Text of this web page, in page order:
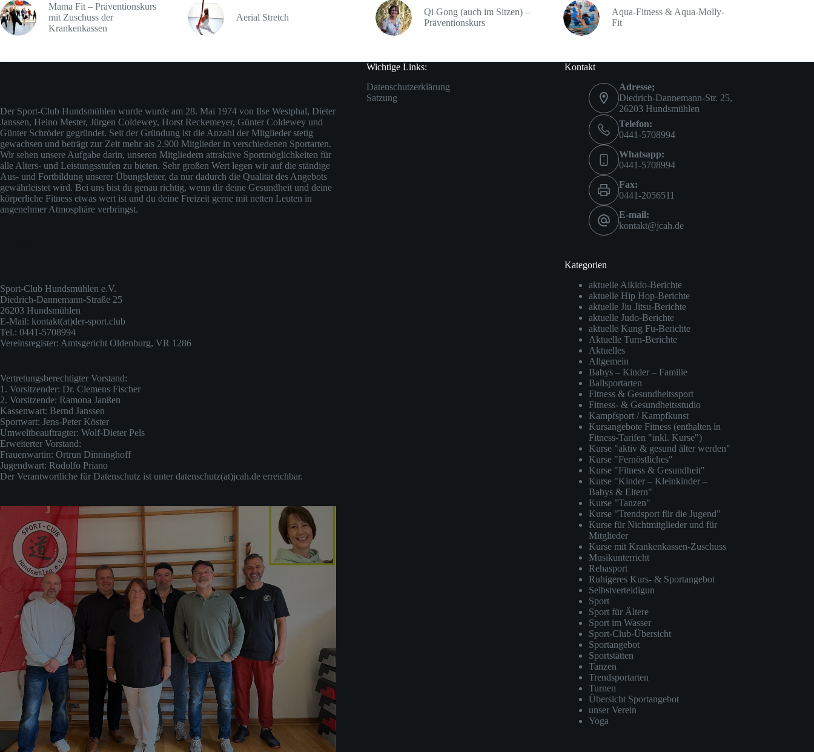
Mama Fit – Präventionskurs
mit Zuschuss der
Krankenkassen
Aerial Stretch
Qi Gong (auch im Sitzen) –
Präventionskurs
Aqua-Fitness & Aqua-Molly-
Fit
Der Sport-Club Hundsmühlen wurde wurde am 28. Mai 1974 von Ilse Westphal, Dieter
Janssen, Heino Mester, Jürgen Coldewey, Horst Reckemeyer, Günter Coldewey und
Günter Schröder gegründet. Seit der Gründung ist die Anzahl der Mitglieder stetig
gewachsen und beträgt zur Zeit mehr als 2.900 Mitglieder in verschiedenen Sportarten.
Wir sehen unsere Aufgabe darin, unseren Mitgliedern attraktive Sportmöglichkeiten für
alle Alters- und Leistungsstufen zu bieten. Sehr großen Wert legen wir auf die ständige
Aus- und Fortbildung unserer Übungsleiter, da nur dadurch die Qualität des Angebots
gewährleistet wird. Bei uns bist du genau richtig, wenn dir deine Gesundheit und deine
körperliche Fitness etwas wert ist und du deine Freizeit gerne mit netten Leuten in
angenehmer Atmosphäre verbringst.
Sport-Club Hundsmühlen e.V.
Diedrich-Dannemann-Straße 25
26203 Hundsmühlen
E-Mail: kontakt(at)der-sport.club
Tel.: 0441-5708994
Vereinsregister: Amtsgericht Oldenburg, VR 1286
Vertretungsberechtigter Vorstand:
1. Vorsitzender: Dr. Clemens Fischer
2. Vorsitzende: Ramona Janßen
Kassenwart: Bernd Janssen
Sportwart: Jens-Peter Köster
Umweltbeauftragter: Wolf-Dieter Pels
Erweiterter Vorstand:
Frauenwartin: Ortrun Dinninghoff
Jugendwart: Rodolfo Priano
Der Verantwortliche für Datenschutz ist unter datenschutz(at)jcah.de erreichbar.
Wichtige Links:
Datenschutzerklärung
Satzung
Kontakt
Adresse;
Diedrich-Dannemann-Str. 25,
26203 Hundsmühlen
Telefon:
0441-5708994
Whatsapp:
0441-5708994
Fax:
0441-2056511
E-mail:
kontakt@jcah.de
Kategorien
aktuelle Aikido-Berichte
aktuelle Hip Hop-Berichte
aktuelle Jiu Jitsu-Berichte
aktuelle Judo-Berichte
aktuelle Kung Fu-Berichte
Aktuelle Turn-Berichte
Aktuelles
Allgemein
Babys – Kinder – Familie
Ballsportarten
Fitness & Gesundheitssport
Fitness- & Gesundheitsstudio
Kampfsport / Kampfkunst
Kursangebote Fitness (enthalten in
Fitness-Tarifen "inkl. Kurse")
Kurse "aktiv & gesund älter werden"
Kurse "Fernöstliches"
Kurse "Fitness & Gesundheit"
Kurse "Kinder – Kleinkinder –
Babys & Eltern"
Kurse "Tanzen"
Kurse "Trendsport für die Jugend"
Kurse für Nichtmitglieder und für
Mitglieder
Kurse mit Krankenkassen-Zuschuss
Musikunterricht
Rehasport
Ruhigeres Kurs- & Sportangebot
Selbstverteidigun
Sport
Sport für Ältere
Sport im Wasser
Sport-Club-Übersicht
Sportangebot
Sportstätten
Tanzen
Trendsportarten
Turnen
Übersicht Sportangebot
unser Verein
Yoga